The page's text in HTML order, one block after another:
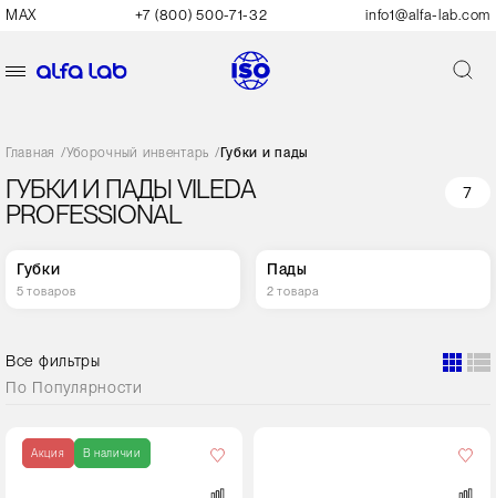
MAX +7 (800) 500-71-32 info1@alfa-lab.com
Главная /Уборочный инвентарь / Губки и пады
ГУБКИ И ПАДЫ VILEDA
PROFESSIONAL
7
Губки
5 товаров
Пады
2 товара
Все фильтры
По Популярности
Акция В наличии
Кол-
во
в